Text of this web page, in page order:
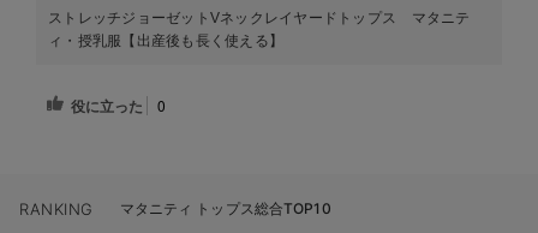
ストレッチジョーゼットVネックレイヤードトップス マタニテ
ィ・授乳服【出産後も長く使える】
役に立った 0
RANKING マタニティ トップス総合TOP10